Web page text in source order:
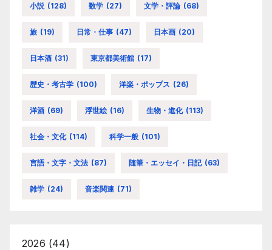
小説 (128) 数学 (27) 文学・評論 (68)
旅 (19) 日常・仕事 (47) 日本画 (20)
日本酒 (31) 東京都美術館 (17)
歴史・考古学 (100) 洋楽・ポップス (26)
洋酒 (69) 浮世絵 (16) 生物・進化 (113)
社会・文化 (114) 科学一般 (101)
言語・文字・文法 (87) 随筆・エッセイ・日記 (63)
雑学 (24) 音楽関連 (71)
2026 (44)